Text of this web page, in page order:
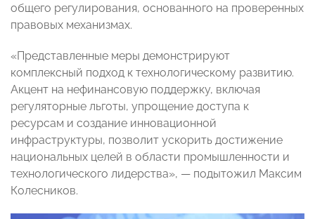
общего регулирования, основанного на проверенных
правовых механизмах.
«Представленные меры демонстрируют
комплексный подход к технологическому развитию.
Акцент на нефинансовую поддержку, включая
регуляторные льготы, упрощение доступа к
ресурсам и создание инновационной
инфраструктуры, позволит ускорить достижение
национальных целей в области промышленности и
технологического лидерства», — подытожил Максим
Колесников.